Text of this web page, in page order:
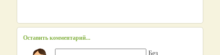
Оставить комментарий...
Без